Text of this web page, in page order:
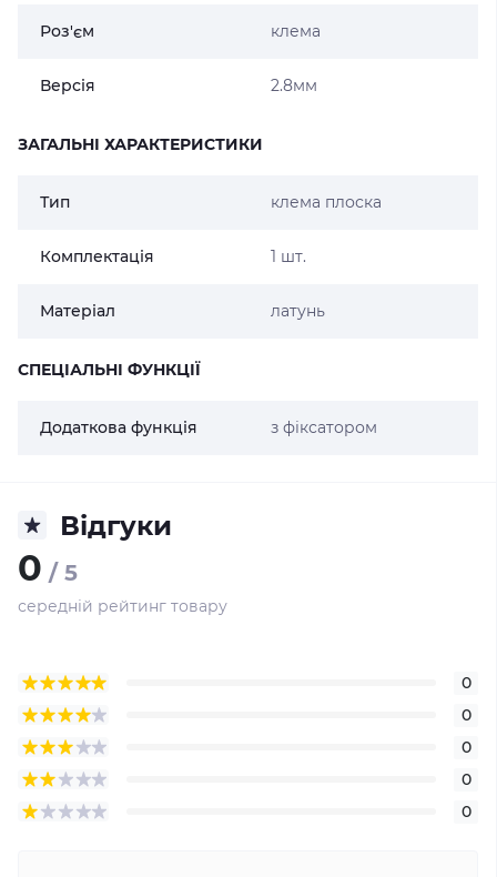
Роз'єм клема
Версія 2.8мм
ЗАГАЛЬНІ ХАРАКТЕРИСТИКИ
Тип клема плоска
Комплектація 1 шт.
Матеріал латунь
СПЕЦІАЛЬНІ ФУНКЦІЇ
Додаткова функція з фіксатором
Відгуки
0 / 5
середній рейтинг товару
0
0
0
0
0